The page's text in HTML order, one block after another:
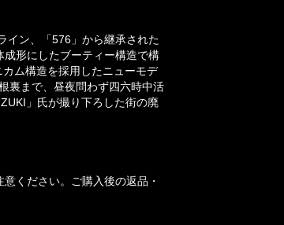
イン、「576」から継承された
形にしたブーティー構造で構
ム構造を採用したニューモデ
裏まで、昼夜問わず四六時中活
」氏が撮り下ろした街の廃
ください。ご購入後の返品・